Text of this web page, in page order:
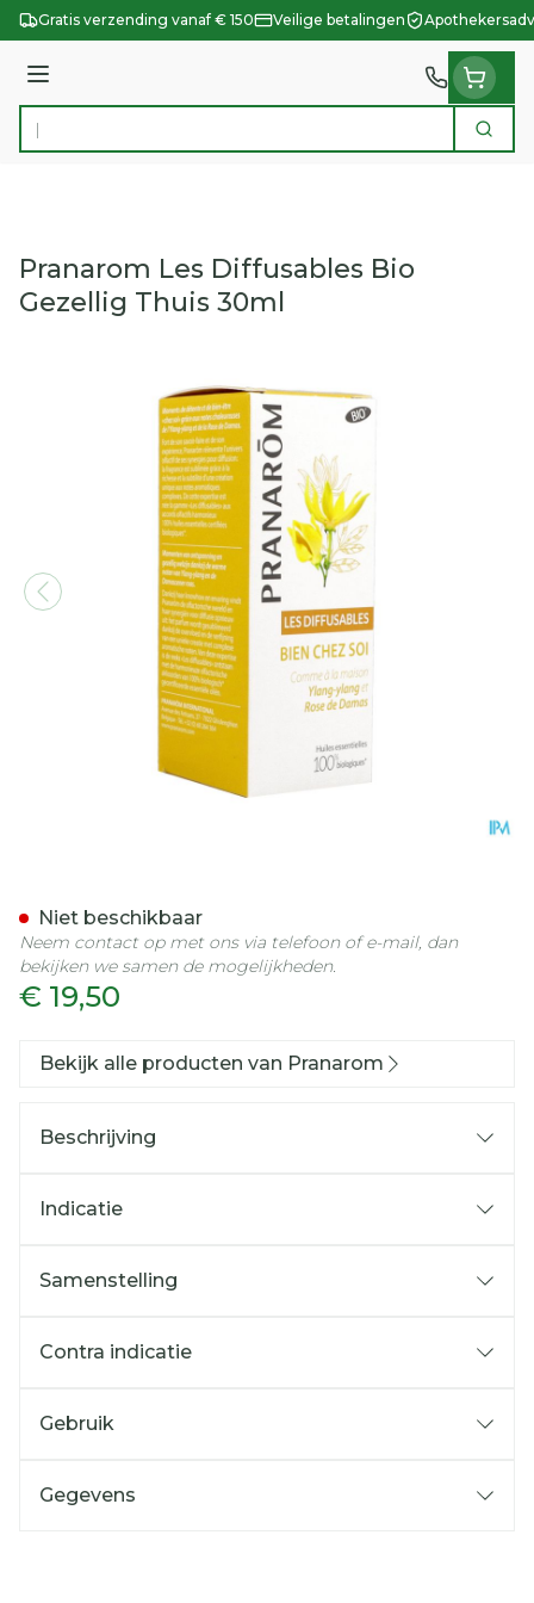
Ga naar de inhoud
Gratis verzending vanaf € 150 Veilige betalingen
Menu
Product, merk, categorie... Zoek
Pranarom Les Diffusables Bio
Gezellig Thuis 30ml
€ 19,50
Niet beschikbaar
Neem contact op met ons via telefoon of e-mail, dan
bekijken we samen de mogelijkheden.
Bekijk alle producten van Pranarom
Beschrijving
Indicatie
Samenstelling
Contra indicatie
Gebruik
Gegevens